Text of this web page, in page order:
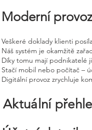
Moderní
Veškeré doklady klienti
Náš systém je okamžitě
Díky tomu mají podnikatelé
Stačí mobil nebo počítač –
Digitální provoz zrychluje
Aktuální